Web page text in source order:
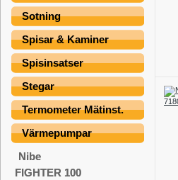
Sotning
Spisar & Kaminer
Spisinsatser
Stegar
Termometer Mätinst.
Värmepumpar
Nibe
FIGHTER 100